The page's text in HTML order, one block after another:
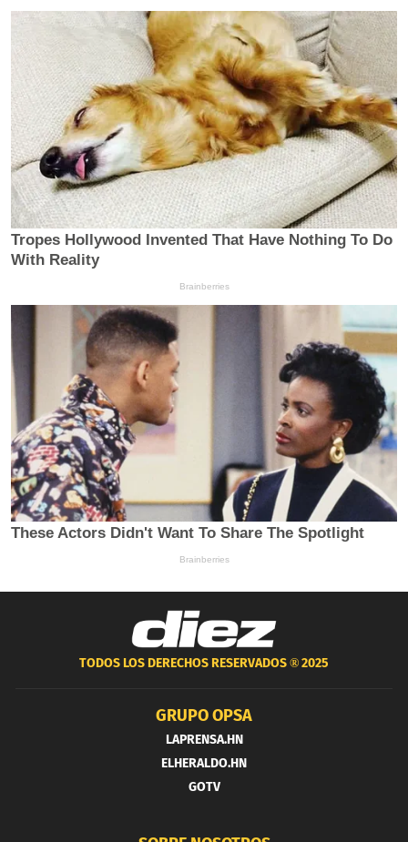
TODOS LOS DERECHOS RESERVADOS ®2025
GRUPO OPSA
LAPRENSA.HN
ELHERALDO.HN
GOTV